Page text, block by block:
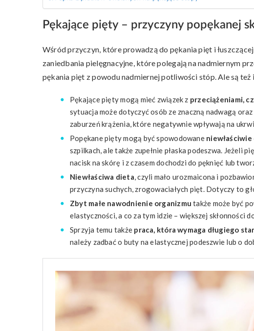
Pękające pięty – przyczyny popękanej
Wśród przyczyn, które prowadzą do pękania pięt i
zaniedbania pielęgnacyjne, które polegają na nadmiernym
pękania pięt z powodu nadmiernej potliwości stóp. Ale są
Pękające pięty mogą mieć związek z przeciążeniami,
sytuacja może dotyczyć osób ze znaczną nadwagą
zaburzeń krążenia, które negatywnie wpływają na
Popękane pięty mogą być spowodowane
szpilkach, ale także zupełnie płaska podeszwa. Jeżeli
nacisk na skórę i z czasem dochodzi do pęknięć lub
Niewłaściwa dieta, czyli mało urozmaicona i
przyczyna suchych, zrogowaciałych pięt. Dotyczy to
Zbyt małe nawodnienie organizmu także może być
elastyczności, a co za tym idzie – większej skłonności
Sprzyja temu także praca, która wymaga długiego
należy zadbać o buty na elastycznej podeszwie lub o